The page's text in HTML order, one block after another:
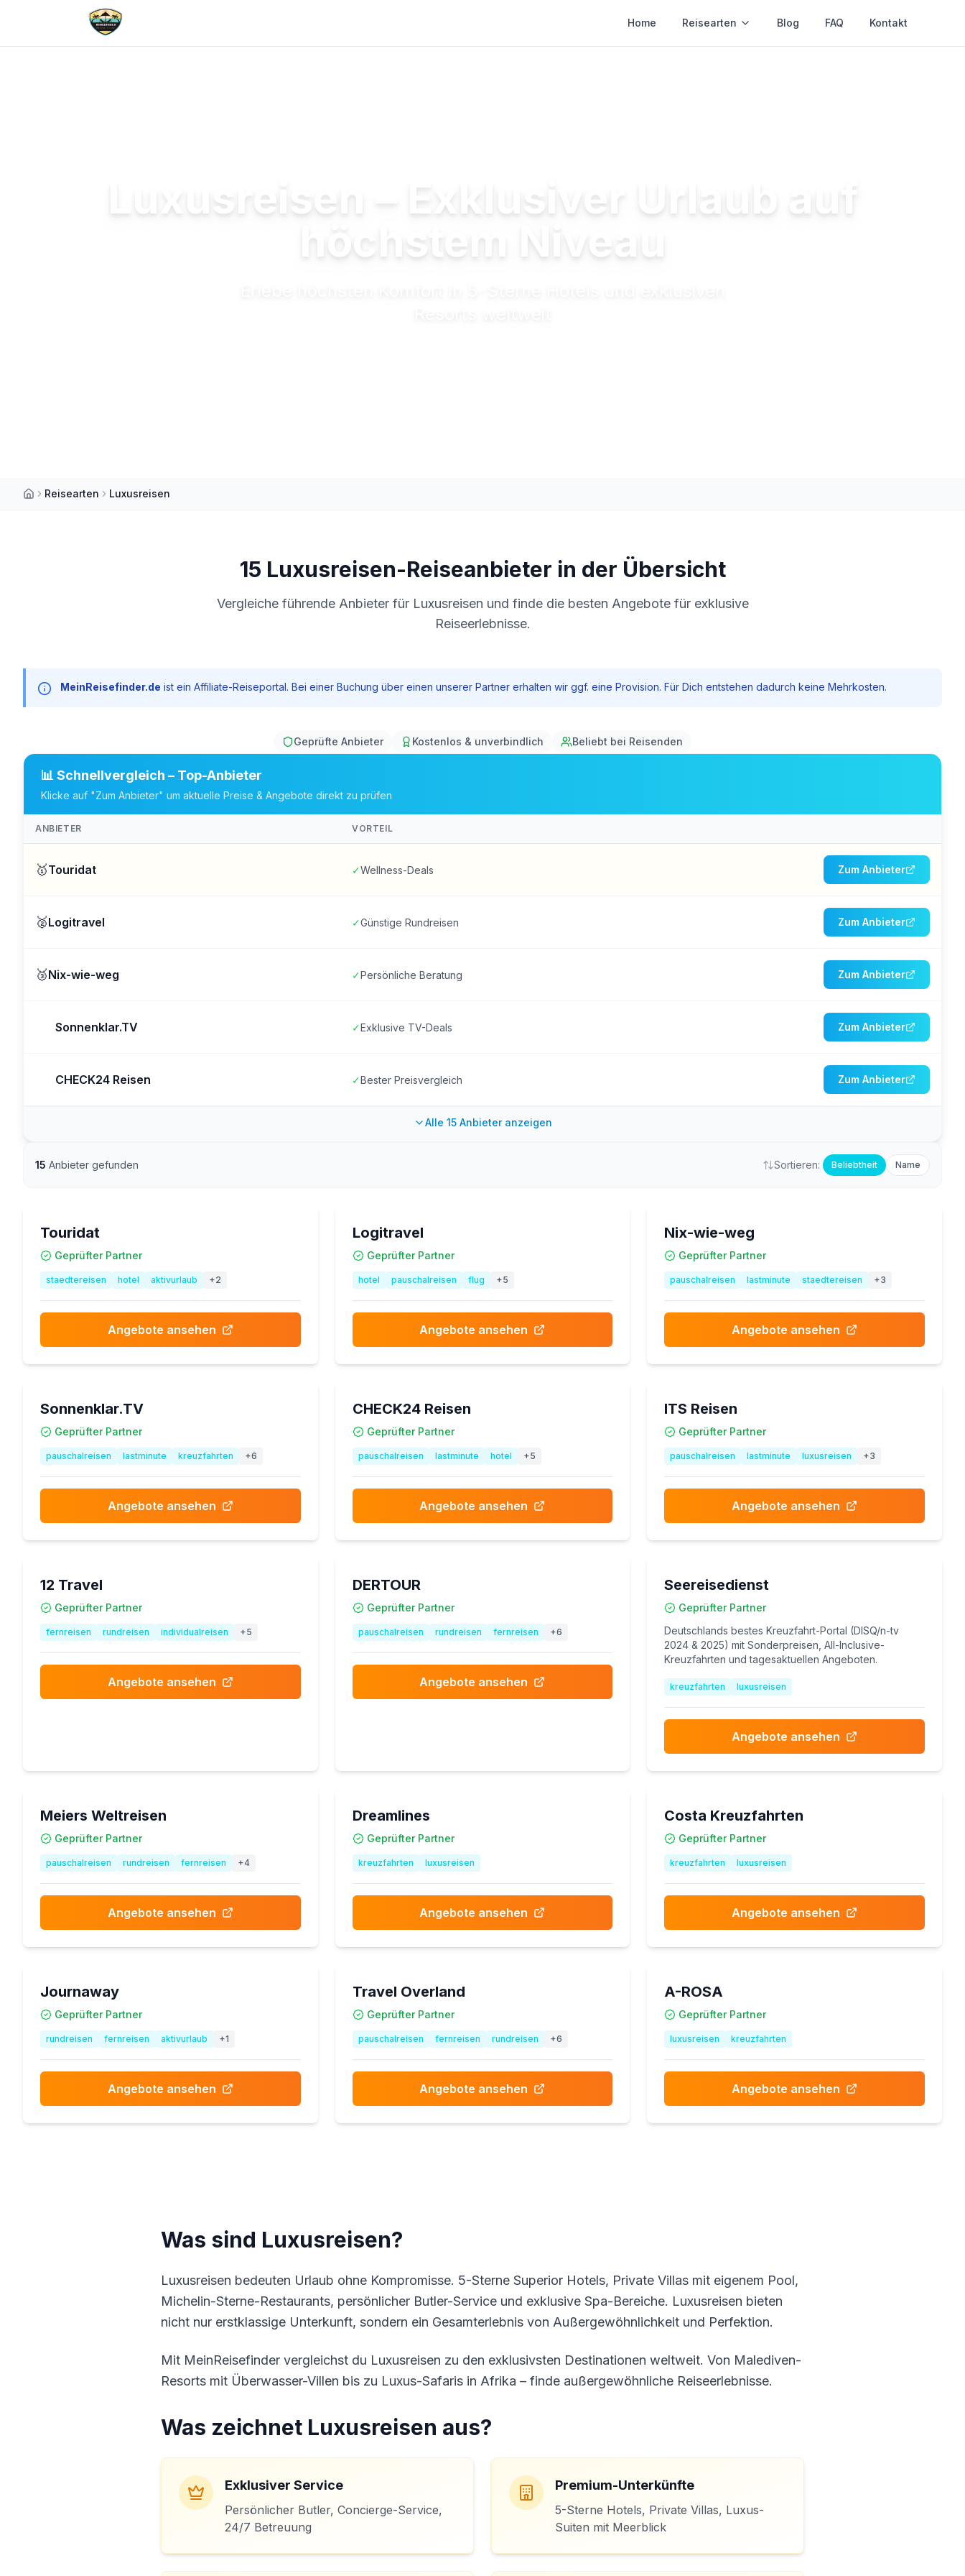
Home Reisearten Blog FAQ Kontakt
Luxusreisen – Exklusiver Urlaub auf
höchstem Niveau
Reisearten Luxusreisen
15 Luxusreisen-Reiseanbieter in der Übersicht
Vergleiche führende Anbieter für Luxusreisen und finde die besten Angebote für exklusive
Reiseerlebnisse.
MeinReisefinder.de ist ein Affiliate-Reiseportal. Bei einer Buchung über einen unserer Partner erhalten wir ggf. eine Provision. Für Dich entstehen dadurch keine Mehrkosten.
Geprüfte Anbieter Kostenlos & unverbindlich Beliebt bei Reisenden
📊 Schnellvergleich – Top-Anbieter
Klicke auf "Zum Anbieter" um aktuelle Preise & Angebote direkt zu prüfen
ANBIETER VORTEIL
🥇Touridat ✓Wellness-Deals Zum Anbieter
🥈Logitravel ✓Günstige Rundreisen Zum Anbieter
🥉Nix-wie-weg ✓Persönliche Beratung Zum Anbieter
Sonnenklar.TV ✓Exklusive TV-Deals Zum Anbieter
CHECK24 Reisen ✓Bester Preisvergleich Zum Anbieter
Alle 15Anbieter anzeigen
15 Anbieter gefunden Sortieren: Beliebtheit Name
Touridat
Geprüfter Partner
staedtereisen hotel aktivurlaub +2
Angebote ansehen
Logitravel
Geprüfter Partner
hotel pauschalreisen flug +5
Angebote ansehen
Nix-wie-weg
Geprüfter Partner
pauschalreisen lastminute staedtereisen +3
Angebote ansehen
Sonnenklar.TV
Geprüfter Partner
pauschalreisen lastminute kreuzfahrten +6
Angebote ansehen
CHECK24 Reisen
Geprüfter Partner
pauschalreisen lastminute hotel +5
Angebote ansehen
ITS Reisen
Geprüfter Partner
pauschalreisen lastminute luxusreisen +3
Angebote ansehen
12 Travel
Geprüfter Partner
fernreisen rundreisen individualreisen +5
Angebote ansehen
DERTOUR
Geprüfter Partner
pauschalreisen rundreisen fernreisen +6
Angebote ansehen
Seereisedienst
Geprüfter Partner
Deutschlands bestes Kreuzfahrt-Portal (DISQ/n-tv
2024 & 2025) mit Sonderpreisen, All-Inclusive-
Kreuzfahrten und tagesaktuellen Angeboten.
kreuzfahrten luxusreisen
Angebote ansehen
Meiers Weltreisen
Geprüfter Partner
pauschalreisen rundreisen fernreisen +4
Angebote ansehen
Dreamlines
Geprüfter Partner
kreuzfahrten luxusreisen
Angebote ansehen
Costa Kreuzfahrten
Geprüfter Partner
kreuzfahrten luxusreisen
Angebote ansehen
Journaway
Geprüfter Partner
rundreisen fernreisen aktivurlaub +1
Angebote ansehen
Travel Overland
Geprüfter Partner
pauschalreisen fernreisen rundreisen +6
Angebote ansehen
A-ROSA
Geprüfter Partner
luxusreisen kreuzfahrten
Angebote ansehen
Was sind Luxusreisen?
Luxusreisen bedeuten Urlaub ohne Kompromisse. 5-Sterne Superior Hotels, Private Villas mit eigenem Pool,
Michelin-Sterne-Restaurants, persönlicher Butler-Service und exklusive Spa-Bereiche. Luxusreisen bieten
nicht nur erstklassige Unterkunft, sondern ein Gesamterlebnis von Außergewöhnlichkeit und Perfektion.
Mit MeinReisefinder vergleichst du Luxusreisen zu den exklusivsten Destinationen weltweit. Von Malediven-
Resorts mit Überwasser-Villen bis zu Luxus-Safaris in Afrika – finde außergewöhnliche Reiseerlebnisse.
Was zeichnet Luxusreisen aus?
Exklusiver Service
Persönlicher Butler, Concierge-Service,
24/7 Betreuung
Premium-Unterkünfte
5-Sterne Hotels, Private Villas, Luxus-
Suiten mit Meerblick